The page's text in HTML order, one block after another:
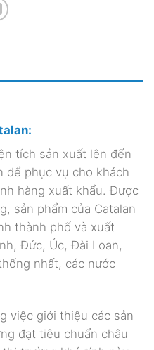
tích sản xuất lên đến
để phục vụ cho khách
hàng xuất khẩu. Được
sản phẩm của Catalan
thành phố và xuất
Đức, Úc, Đài Loan,
nhất, các nước
việc giới thiệu các sản
đạt tiêu chuẩn châu